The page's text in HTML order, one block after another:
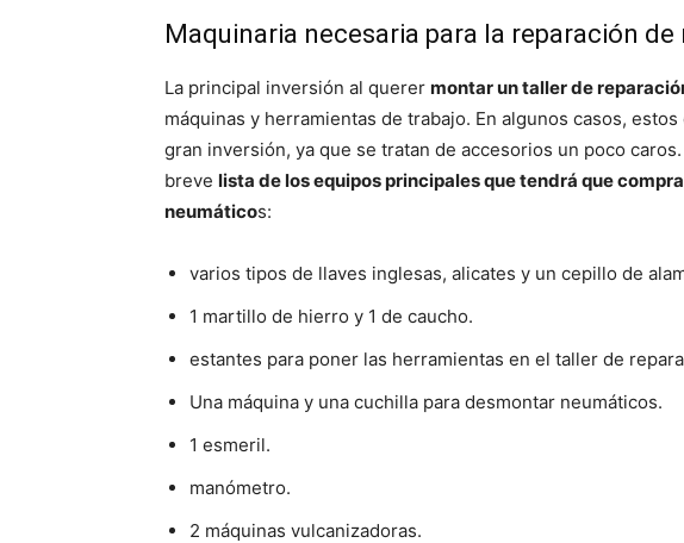
Maquinaria necesaria para la reparación
La principal inversión al querer montar un taller de
máquinas y herramientas de trabajo. En algunos casos,
gran inversión, ya que se tratan de accesorios un poco
breve lista de los equipos principales que tendrá que
neumáticos:
varios tipos de llaves inglesas, alicates y un cepillo de
1 martillo de hierro y 1 de caucho.
estantes para poner las herramientas en el taller de
Una máquina y una cuchilla para desmontar neumáticos.
1 esmeril.
manómetro.
2 máquinas vulcanizadoras.